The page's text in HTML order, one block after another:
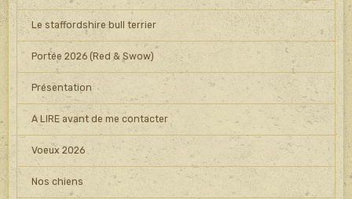
Le staffordshire bull terrier
Portée 2026 (Red & Swow)
Présentation
A LIRE avant de me contacter
Voeux 2026
Nos chiens